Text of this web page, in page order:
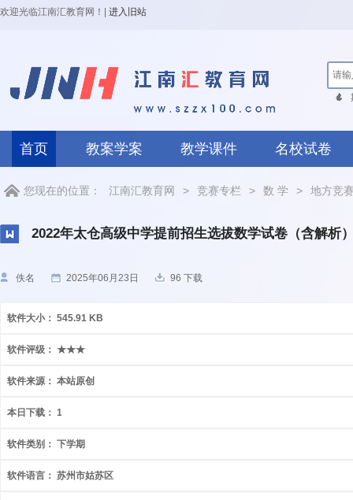
欢迎光临江南汇教育网！ 进入旧站
首页 教案学案 教学课件 名校试卷
您现在的位置： 江南汇教育网 > 竞赛专栏 > 数 学 > 地方竞
2022年太仓高级中学提前招生选拔数学试卷（含解析
佚名 2025年06月23日 96 下载
软件大小： 545.91 KB
软件评级： ★★★
软件来源： 本站原创
本日下载： 1
软件类别： 下学期
软件语言： 苏州市姑苏区